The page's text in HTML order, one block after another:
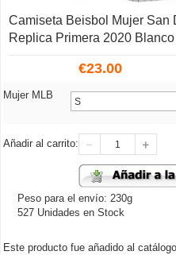
Camiseta Beisbol Mujer San
Replica Primera 2020 Blanco
€23.00
Mujer MLB
Añadir al carrito:
Peso para el envío: 230g
527 Unidades en Stock
Este producto fue añadido al